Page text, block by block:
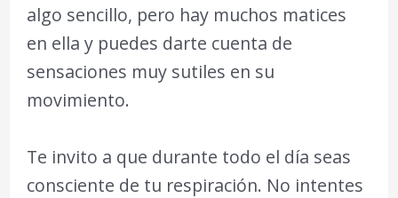
algo sencillo, pero hay muchos matices
en ella y puedes darte cuenta de
sensaciones muy sutiles en su
movimiento.
Te invito a que durante todo el día seas
consciente de tu respiración. No intentes